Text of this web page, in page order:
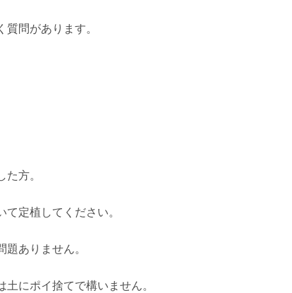
問があります。
方。
定植してください。
ありません。
にポイ捨てで構いません。